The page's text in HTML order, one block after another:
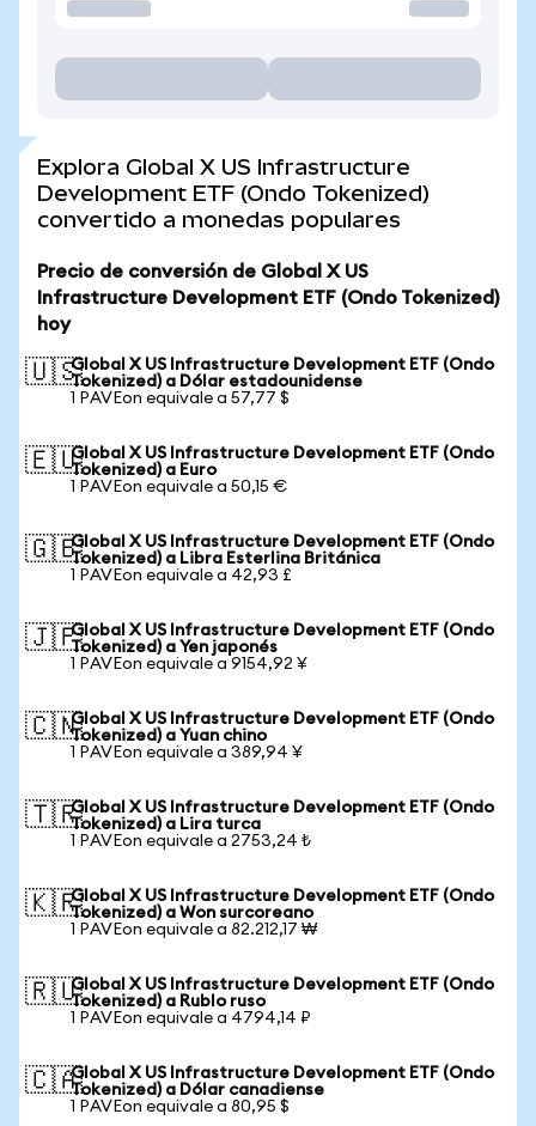
Explora Global X US Infrastructure
Development ETF (Ondo Tokenized)
convertido a monedas populares
Precio de conversión de Global X US
Infrastructure Development ETF (Ondo Tokenized)
hoy
🇺🇸Global X US Infrastructure Development ETF (Ondo
Tokenized) a Dólar estadounidense
1 PAVEon equivale a 57,77 $
🇪🇺Global X US Infrastructure Development ETF (Ondo
Tokenized) a Euro
1 PAVEon equivale a 50,15 €
🇬🇧Global X US Infrastructure Development ETF (Ondo
Tokenized) a Libra Esterlina Británica
1 PAVEon equivale a 42,93 £
🇯🇵Global X US Infrastructure Development ETF (Ondo
Tokenized) a Yen japonés
1 PAVEon equivale a 9154,92 ¥
🇨🇳Global X US Infrastructure Development ETF (Ondo
Tokenized) a Yuan chino
1 PAVEon equivale a 389,94 ¥
🇹🇷Global X US Infrastructure Development ETF (Ondo
Tokenized) a Lira turca
1 PAVEon equivale a 2753,24 ₺
🇰🇷Global X US Infrastructure Development ETF (Ondo
Tokenized) a Won surcoreano
1 PAVEon equivale a 82.212,17 ₩
🇷🇺Global X US Infrastructure Development ETF (Ondo
Tokenized) a Rublo ruso
1 PAVEon equivale a 4794,14 ₽
🇨🇦Global X US Infrastructure Development ETF (Ondo
Tokenized) a Dólar canadiense
1 PAVEon equivale a 80,95 $